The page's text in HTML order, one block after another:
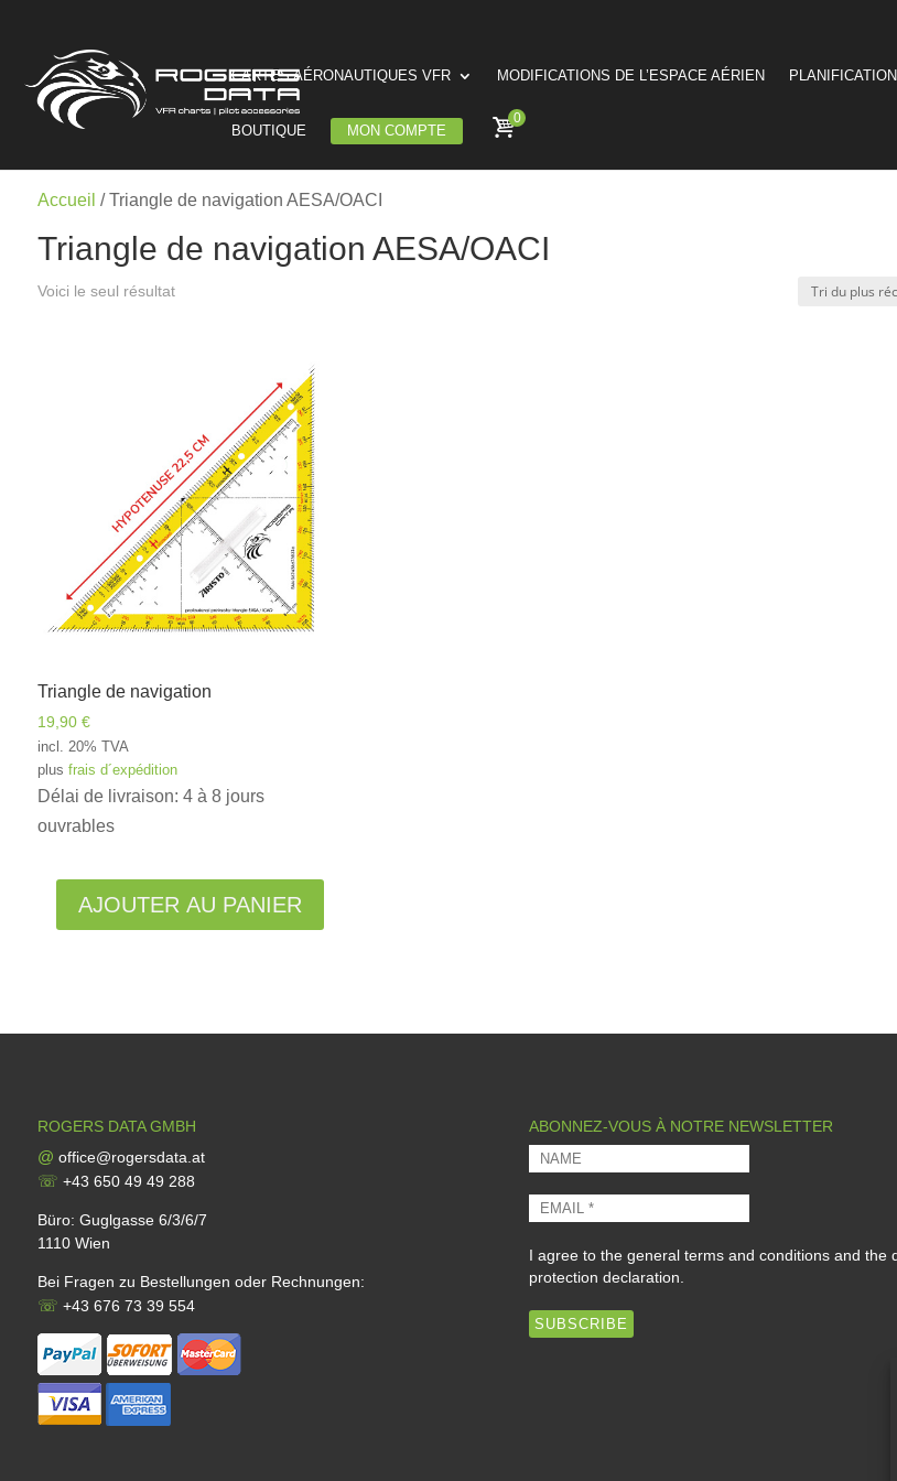
CARTES AÉRONAUTIQUES VFR MODIFICATIONS DE L’ESPACE AÉRIEN
BOUTIQUE MON COMPTE
0
Accueil / Triangle de navigation AESA/OACI
Triangle de navigation AESA/OACI
Voici le seul résultat
Triangle de navigation
19,90 €
incl. 20% TVA
plus frais d´expédition
Délai de livraison: 4 à 8 jours
ouvrables
AJOUTER AU PANIER
ROGERS DATA GMBH
@ office@rogersdata.at
☏ +43 650 49 49 288
Büro: Guglgasse 6/3/6/7
1110 Wien
Bei Fragen zu Bestellungen oder Rechnungen:
☏ +43 676 73 39 554
ABONNEZ-VOUS À NOTRE NEWSLETTER
I agree to thegeneral terms and conditions and the
protection declaration